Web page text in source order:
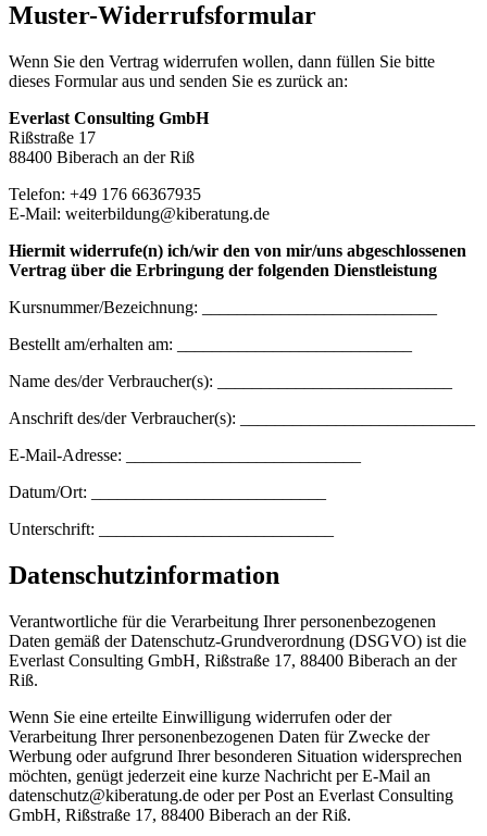
Muster-Widerrufsformular
Wenn Sie den Vertrag widerrufen wollen, dann füllen Sie bitte
dieses Formular aus und senden Sie es zurück an:
Everlast Consulting GmbH
Rißstraße 17
88400 Biberach an der Riß
Telefon: +49 176 66367935
E-Mail: weiterbildung@kiberatung.de
Hiermit widerrufe(n) ich/wir den von mir/uns abgeschlossenen
Vertrag über die Erbringung der folgenden Dienstleistung
Kursnummer/Bezeichnung: ___________________________
Bestellt am/erhalten am: ___________________________
Name des/der Verbraucher(s): ___________________________
Anschrift des/der Verbraucher(s): ___________________________
E-Mail-Adresse: ___________________________
Datum/Ort: ___________________________
Unterschrift: ___________________________
Datenschutzinformation
Verantwortliche für die Verarbeitung Ihrer personenbezogenen
Daten gemäß der Datenschutz-Grundverordnung (DSGVO) ist die
Everlast Consulting GmbH, Rißstraße 17, 88400 Biberach an der
Riß.
Wenn Sie eine erteilte Einwilligung widerrufen oder der
Verarbeitung Ihrer personenbezogenen Daten für Zwecke der
Werbung oder aufgrund Ihrer besonderen Situation widersprechen
möchten, genügt jederzeit eine kurze Nachricht per E-Mail an
datenschutz@kiberatung.de oder per Post an Everlast Consulting
GmbH, Rißstraße 17, 88400 Biberach an der Riß.